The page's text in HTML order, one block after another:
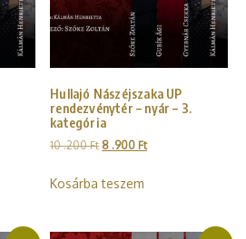
Hullajó Nászéjszaka UP
rendezvénytér – nyár – 3.
kategória
10 .200Ft 8 .900 Ft
Kosárba teszem